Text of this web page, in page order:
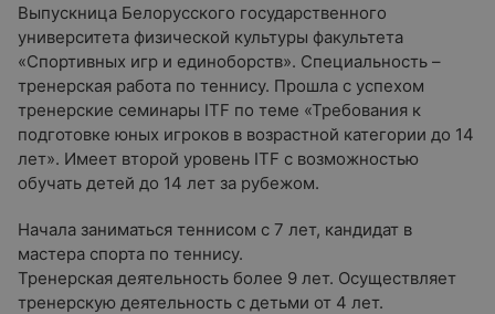
Выпускница Белорусского государственного
университета физической культуры факультета
«Спортивных игр и единоборств». Специальность –
тренерская работа по теннису. Прошла с успехом
тренерские семинары ITF по теме «Требования к
подготовке юных игроков в возрастной категории до 14
лет». Имеет второй уровень ITF с возможностью
обучать детей до 14 лет за рубежом.
Начала заниматься теннисом с 7 лет, кандидат в
мастера спорта по теннису.
Тренерская деятельность более 9 лет. Осуществляет
тренерскую деятельность с детьми от 4 лет.